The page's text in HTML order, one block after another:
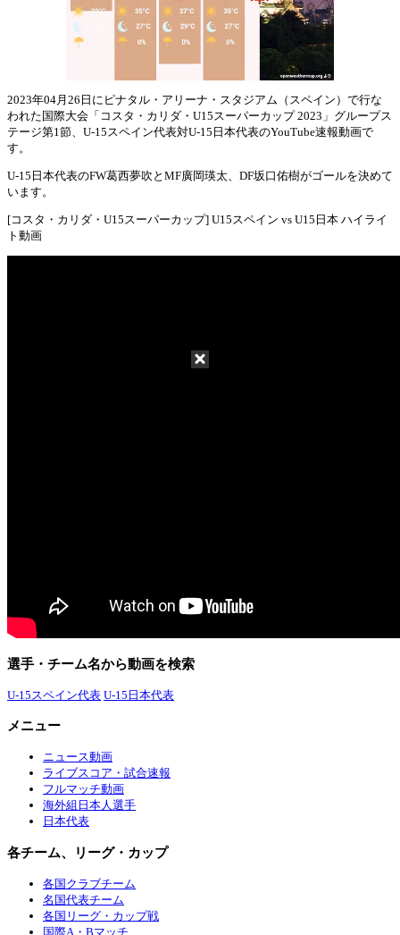
Mute
2023年04月26日にピナタル・アリーナ・スタジアム（スペイン）で行な
われた国際大会「コスタ・カリダ・U15スーパーカップ 2023」グループス
テージ第1節、U-15スペイン代表対U-15日本代表のYouTube速報動画で
す。
U-15日本代表のFW葛西夢吹とMF廣岡瑛太、DF坂口佑樹がゴールを決めて
います。
[コスタ・カリダ・U15スーパーカップ] U15スペイン vs U15日本 ハイライ
ト動画
選手・チーム名から動画を検索
U-15スペイン代表 U-15日本代表
メニュー
ニュース動画
ライブスコア・試合速報
フルマッチ動画
海外組日本人選手
日本代表
各チーム、リーグ・カップ
各国クラブチーム
名国代表チーム
各国リーグ・カップ戦
国際A・Bマッチ